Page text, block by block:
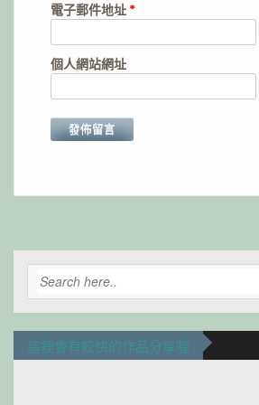
電子郵件地址 *
個人網站網址
這裡會有較快的作品分享喔